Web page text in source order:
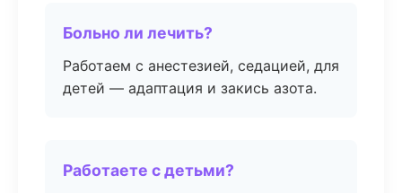
Больно ли лечить?
Работаем с анестезией, седацией, для
детей — адаптация и закись азота.
Работаете с детьми?